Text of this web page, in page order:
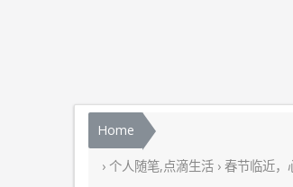
Home
› 个人随笔,点滴生活 › 春节临近